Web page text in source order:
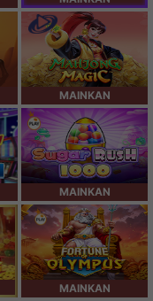
MAINKAN
MAINKAN
MAINKAN